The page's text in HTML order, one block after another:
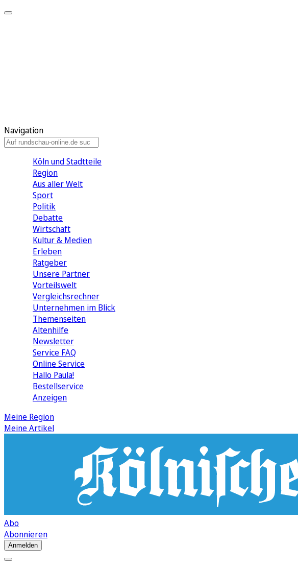
Navigation
Köln und Stadtteile
Region
Aus aller Welt
Sport
Politik
Debatte
Wirtschaft
Kultur & Medien
Erleben
Ratgeber
Unsere Partner
Vorteilswelt
Vergleichsrechner
Unternehmen im Blick
Themenseiten
Altenhilfe
Newsletter
Service FAQ
Online Service
Hallo Paula!
Bestellservice
Anzeigen
Meine Region
Meine Artikel
Abo
Abonnieren
Anmelden